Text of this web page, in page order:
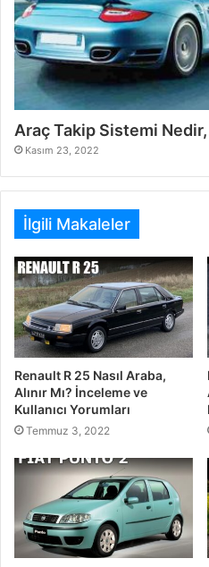
Araç Takip Sistemi Nedir,
Kasım 23, 2022
İlgili Makaleler
Renault R 25 Nasıl Araba,
Alınır Mı? İnceleme ve
Kullanıcı Yorumları
Temmuz 3, 2022